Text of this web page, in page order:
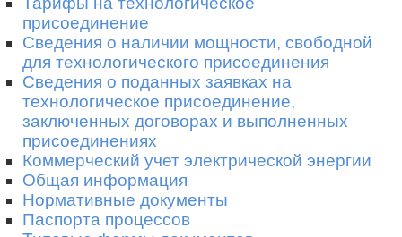
присоединение
Сведения о наличии мощности, свободной
для технологического присоединения
Сведения о поданных заявках на
технологическое присоединение,
заключенных договорах и выполненных
присоединениях
Коммерческий учет электрической энергии
Общая информация
Нормативные документы
Паспорта процессов